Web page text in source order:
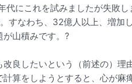
代にこれを試みましたが失敗
すなわち、32億人以上、増
山積みです。?
良したいという（前述の）
算をしようとすると、心が